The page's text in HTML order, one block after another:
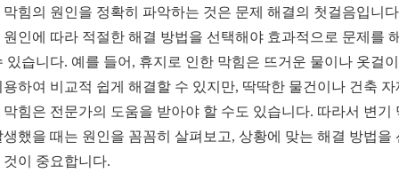
막힘의 원인을 정확히 파악하는 것은 문제 해결의 첫걸음입니
원인에 따라 적절한 해결 방법을 선택해야 효과적으로 문제를
있습니다. 예를 들어, 휴지로 인한 막힘은 뜨거운 물이나 옷걸
용하여 비교적 쉽게 해결할 수 있지만, 딱딱한 물건이나 건축 자
막힘은 전문가의 도움을 받아야 할 수도 있습니다. 따라서 변기
생했을 때는 원인을 꼼꼼히 살펴보고, 상황에 맞는 해결 방법을
것이 중요합니다.